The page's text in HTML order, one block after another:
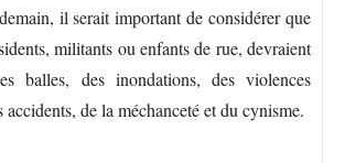
il serait important de considérer que
militants ou enfants de rue, devraient
balles, des inondations, des violences
accidents, de la méchanceté et du cynisme.